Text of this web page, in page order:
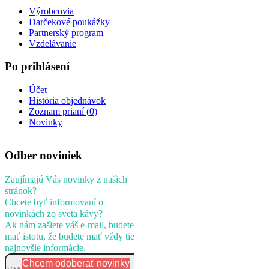
Výrobcovia
Darčekové poukážky
Partnerský program
Vzdelávanie
Po prihlásení
Účet
História objednávok
Zoznam prianí (0)
Novinky
Odber noviniek
Zaujímajú Vás novinky z našich
stránok?
Chcete byť informovaní o
novinkách zo sveta kávy?
Ak nám zašlete váš e-mail, budete
mať istotu, že budete mať vždy tie
najnovšie informácie.
Chcem odoberať novinky